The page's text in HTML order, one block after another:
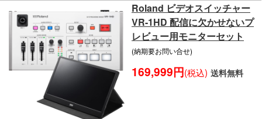
Roland ビデオスイッチャー
VR-1HD 配信に欠かせないプ
レビュー用モニターセット
(納期要お問い合せ)
169,999円(税込) 送料無料